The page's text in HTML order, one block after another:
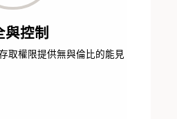
與控制
取權限提供無與倫比的能見